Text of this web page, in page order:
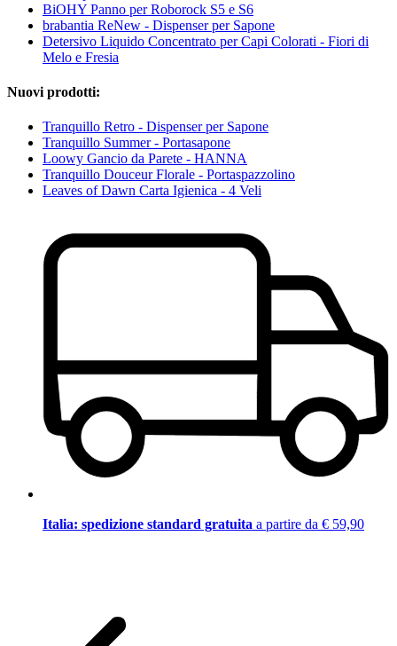
BiOHY Panno per Roborock S5 e S6
brabantia ReNew - Dispenser per Sapone
Detersivo Liquido Concentrato per Capi Colorati - Fiori di
Melo e Fresia
Nuovi prodotti:
Tranquillo Retro - Dispenser per Sapone
Tranquillo Summer - Portasapone
Loowy Gancio da Parete - HANNA
Tranquillo Douceur Florale - Portaspazzolino
Leaves of Dawn Carta Igienica - 4 Veli
Italia: spedizione standard gratuita a partire da € 59,90